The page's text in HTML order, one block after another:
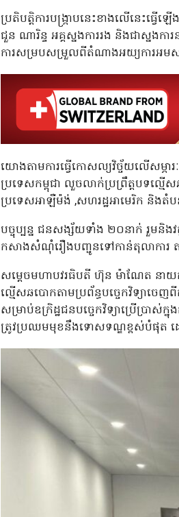
ប្រតិបត្តិការបង្ក្រាបនេះខាងលើនេះធ្
ជួន ណារិន្ទ អគ្គស្នងការរង និងជាស្នង
ការសម្របសម្រួលពីតំណាងអយ្យការអមស
យោងតាមការធ្វើកោសល្យវិច្ច័យលើសម្ភា
ប្រទេសកម្ពុជា លួចលាក់ប្រព្រឹត្តបទល្មើ
ប្រទេសអាឡឺម៉ង់ ,សហរដ្ឋអាមេរិក និងតំ
បច្ចុប្បន្ន ជនសង្ស័យទាំង ២០នាក់ រួមនិងវ
កសាងសំណុំរឿងបញ្ជូនទៅកាន់តុលាការ ត
សម្តេចមហាបវរធិបតី ហ៊ុន ម៉ាណែត នាយករ
ល្មើសឆបោកតាមប្រព័ន្ធបច្ចេកវិទ្យាចេញ
សម្រាប់ឧក្រិដ្ឋជនបច្ចេកវិទ្យាប្រើប្រា
ត្រូវប្រឈមមុខនឹងទោសទណ្ឌខ្ពស់បំផុត